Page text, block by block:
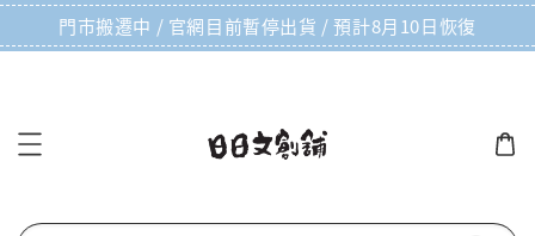
門市搬遷中 / 官網目前暫停出貨 / 預計8月10日恢復